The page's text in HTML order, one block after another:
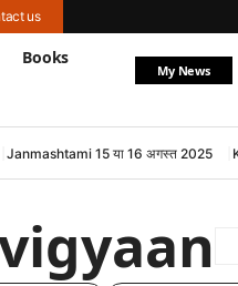
us
Books
My News
Janmashtami 15 या 16 अगस्त 2025